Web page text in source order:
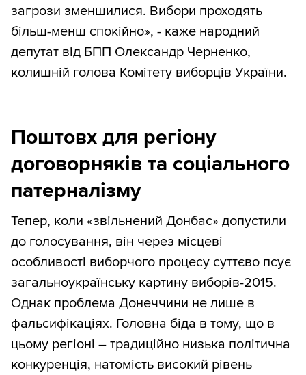
загрози зменшилися. Вибори проходять
більш-менш спокійно», - каже народний
депутат від БПП Олександр Черненко,
колишній голова Комітету виборців України.
Поштовх для регіону
договорняків та соціального
патерналізму
Тепер, коли «звільнений Донбас» допустили
до голосування, він через місцеві
особливості виборчого процесу суттєво псує
загальноукраїнську картину виборів-2015.
Однак проблема Донеччини не лише в
фальсифікаціях. Головна біда в тому, що в
цьому регіоні – традиційно низька політична
конкуренція, натомість високий рівень